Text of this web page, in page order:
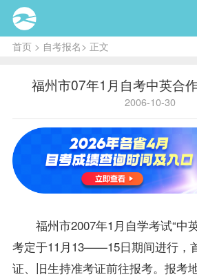
首页> 自考报名> 正文
福州市07年1月自考中英合
2006-10-30
福州市2007年1月自学考试“中
考定于11月13——15日期间进行，
证、旧生持准考证前往报考。报考